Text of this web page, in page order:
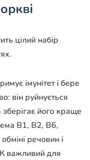
цілий набір
імунітет і бере
він руйнується
його краще
В1, В2, В6,
речовин і
К важливий для